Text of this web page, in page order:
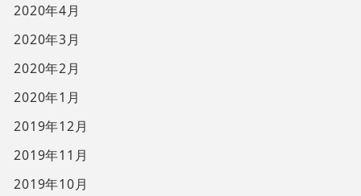
2020年4月
2020年3月
2020年2月
2020年1月
2019年12月
2019年11月
2019年10月